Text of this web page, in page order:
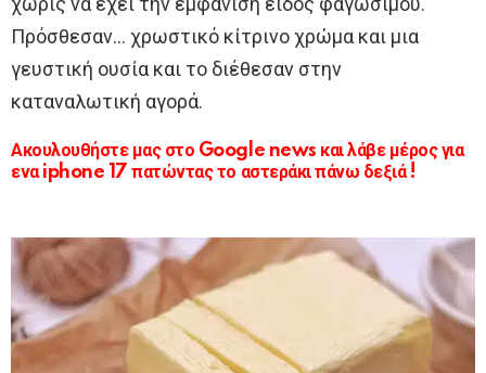
Πρόσθεσαν… χρωστικό κίτρινο χρώμα και μια
γευστική ουσία και το διέθεσαν στην
καταναλωτική αγορά.
Ακουλουθήστε μας στο Google news και λάβε μέρος για
ενα iphone 17 πατώντας το αστεράκι πάνω δεξιά !